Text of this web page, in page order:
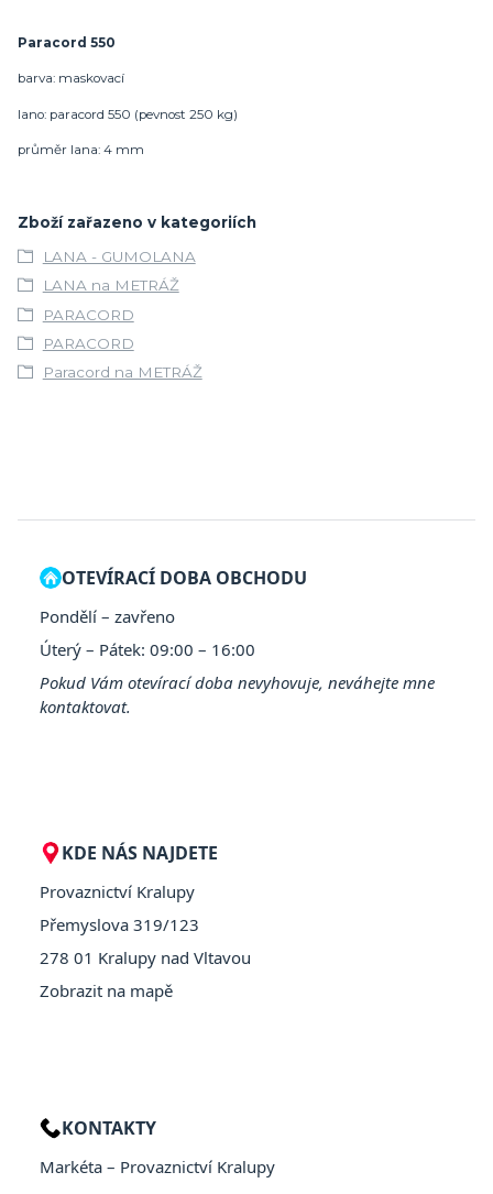
Paracord 550
barva: maskovací
lano: paracord 550 (pevnost 250 kg)
průměr lana: 4 mm
Zboží zařazeno v kategoriích
LANA - GUMOLANA
LANA na METRÁŽ
PARACORD
PARACORD
Paracord na METRÁŽ
OTEVÍRACÍ DOBA OBCHODU
Pondělí – zavřeno
Úterý – Pátek: 09:00 – 16:00
Pokud Vám otevírací doba nevyhovuje, neváhejte mne
kontaktovat.
KDE NÁS NAJDETE
Provaznictví Kralupy
Přemyslova 319/123
278 01 Kralupy nad Vltavou
Zobrazit na mapě
KONTAKTY
Markéta – Provaznictví Kralupy